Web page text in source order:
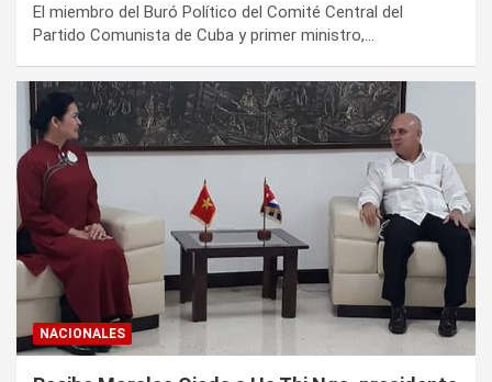
El miembro del Buró Político del Comité Central del
Partido Comunista de Cuba y primer ministro,…
NACIONALES